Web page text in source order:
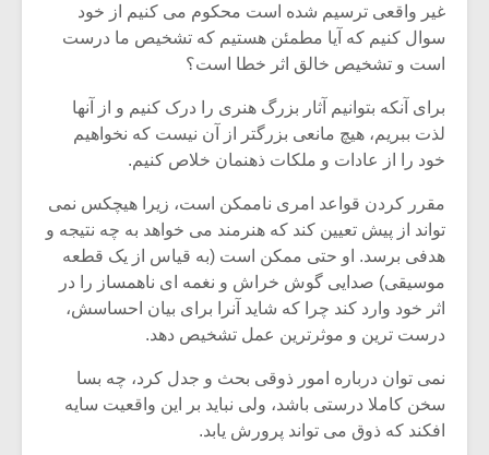
غیر واقعی ترسیم شده است محکوم می کنیم از خود
سوال کنیم که آیا مطمئن هستیم که تشخیص ما درست
است و تشخیص خالق اثر خطا است؟
برای آنکه بتوانیم آثار بزرگ هنری را درک کنیم و از آنها
لذت ببریم، هیچ مانعی بزرگتر از آن نیست که نخواهیم
خود را از عادات و ملکات ذهنمان خلاص کنیم.
مقرر کردن قواعد امری ناممکن است، زیرا هیچکس نمی
تواند از پیش تعیین کند که هنرمند می خواهد به چه نتیجه و
هدفی برسد. او حتی ممکن است (به قیاس از یک قطعه
موسیقی) صدایی گوش خراش و نغمه ای ناهمساز را در
اثر خود وارد کند چرا که شاید آنرا برای بیان احساسش،
درست ترین و موثرترین عمل تشخیص دهد.
نمی توان درباره امور ذوقی بحث و جدل کرد، چه بسا
سخن کاملا درستی باشد، ولی نباید بر این واقعیت سایه
افکند که ذوق می تواند پرورش یابد.
میکلوش روژا
یادداشتی بر موسیقی
متن فیلم «متری
شیش و نیم»
اگر نمی توانی
مشهورترین باشی،
بدنام ترین باش
دوره
موسیقی
موسیقی
برگزار